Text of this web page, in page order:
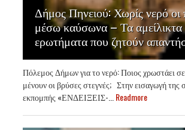
Δήμος Πηνειού: Χωρίς νερό οι
μέσω καύσωνα – Τα αμείλικτα
ερωτήματα που ζητούν
Πόλεμος Δήμων για το νερό: Ποιος χρωστάει σε
μένουν οι βρύσες στεγνές; Στην εισαγωγή της
εκπομπής «ΕΝΔΕΙΞΕΙΣ-... Readmore